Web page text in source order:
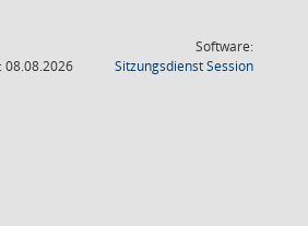
Software:
SitzungsdienstSession(Wird in